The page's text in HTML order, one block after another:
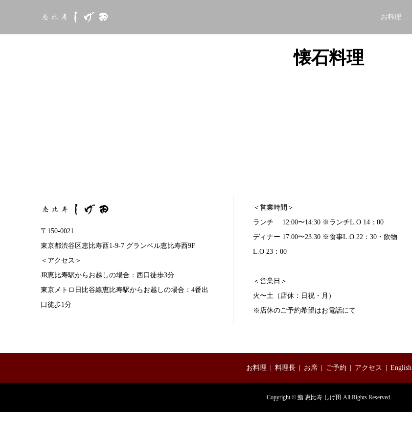
お料理
懐石料理
〒150-0021
東京都渋谷区恵比寿西1-9-7 グランベル恵比寿西9F
＜アクセス＞
JR恵比寿駅からお越しの場合：西口徒歩3分
東京メトロ日比谷線恵比寿駅からお越しの場合：4番出
口徒歩1分
＜営業時間＞
ランチ 12:00〜14:30 ※ランチL.O 14：00
ディナー 17:00〜23:30 ※食事L.O 22：30・飲物
L.O 23：00
＜営業日＞
火〜土（店休：日祝・月）
※店休のご予約希望はお電話にて
お料理 料理長 お席 ご予約 アクセス English
Copyright © 鮨 恵比寿 しげ田 All Rights Reserved.